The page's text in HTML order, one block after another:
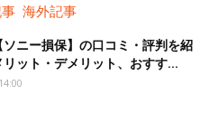
海外記事
ソニー損保】の口コミ・評判を紹
ット・デメリット、おすす...